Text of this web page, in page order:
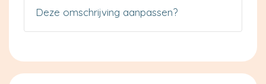
Deze omschrijving aanpassen?